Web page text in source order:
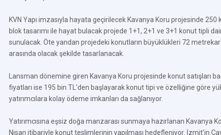
KVN Yapı imzasıyla hayata geçirilecek Kavanya Koru projesinde 250
blok tasarımı ile hayat bulacak projede 1+1, 2+1 ve 3+1 konut tipli
sunulacak. Öte yandan projedeki konutların büyüklükleri 72
arasında olacak şekilde tasarlanacak.
Lansman dönemine giren Kavanya Koru projesinde konut satışları
fiyatları ise 195 bin TL'den başlayarak konut tipi ve özelliğine göre
yatırımcılara kolay ödeme imkanları da sağlanıyor.
Yatırımcısına eşsiz doğa manzarası sunmaya hazırlanan Kavanya
Nisan itibariyle konut teslimlerinin yapılması hedefleniyor. İzmit'in